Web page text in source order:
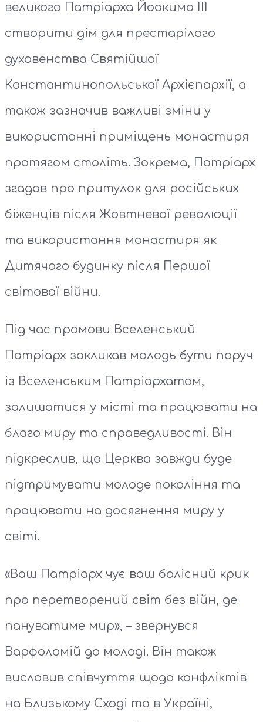
великого Патріарха Йоакима ІІІ
створити дім для престарілого
духовенства Святійшої
Константинопольської Архієпархії, а
також зазначив важливі зміни у
використанні приміщень монастиря
протягом століть. Зокрема, Патріарх
згадав про притулок для російських
біженців після Жовтневої революції
та використання монастиря як
Дитячого будинку після Першої
світової війни.
Під час промови Вселенський
Патріарх закликав молодь бути поруч
із Вселенським Патріархатом,
залишатися у місті та працювати на
благо миру та справедливості. Він
підкреслив, що Церква завжди буде
підтримувати молоде покоління та
працювати на досягнення миру у
світі.
«Ваш Патріарх чує ваш болісний крик
про перетворений світ без війн, де
пануватиме мир», – звернувся
Варфоломій до молоді. Він також
висловив співчуття щодо конфліктів
на Близькому Сході та в Україні,